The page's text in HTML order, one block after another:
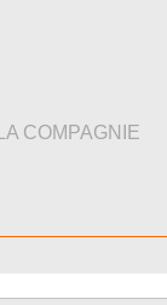
LA COMPAGNIE